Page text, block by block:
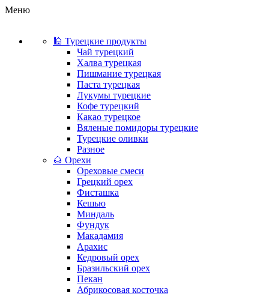
Меню
🕌 Турецкие продукты
Чай турецкий
Халва турецкая
Пишмание турецкая
Паста турецкая
Лукумы турецкие
Кофе турецкий
Какао турецкое
Вяленые помидоры турецкие
Турецкие оливки
Разное
🌰 Орехи
Ореховые смеси
Грецкий орех
Фисташка
Кешью
Миндаль
Фундук
Макадамия
Арахис
Кедровый орех
Бразильский орех
Пекан
Абрикосовая косточка